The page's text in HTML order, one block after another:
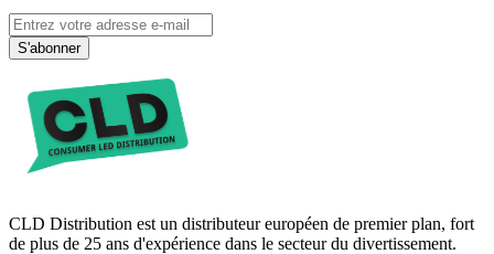
S'abonner
CLD Distribution est un distributeur européen de premier plan, fort
de plus de 25 ans d'expérience dans le secteur du divertissement.